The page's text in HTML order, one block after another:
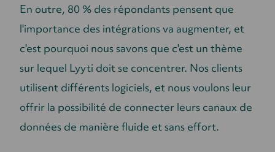
En outre, 80 % des répondants pensent que
l'importance des intégrations va augmenter, et
c'est pourquoi nous savons que c'est un thème
sur lequel Lyyti doit se concentrer. Nos clients
utilisent différents logiciels, et nous voulons leur
offrir la possibilité de connecter leurs canaux de
données de manière fluide et sans effort.